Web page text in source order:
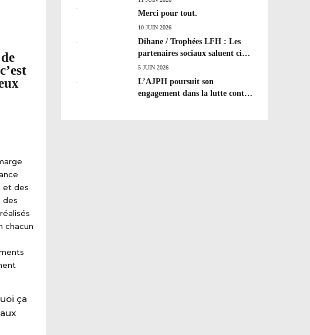
et des
des
chacun
ça
Merci pour tout.
10 JUIN 2026
Dihane / Trophées LFH : Les
partenaires sociaux saluent cinq
années de progrès social et les
efforts à poursuivre !
5 JUIN 2026
L’AJPH poursuit son
engagement dans la lutte contre